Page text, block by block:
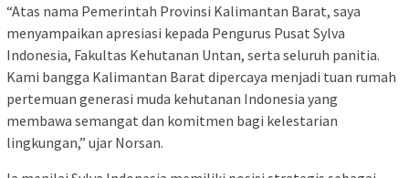
“Atas nama Pemerintah Provinsi Kalimantan Barat, saya
menyampaikan apresiasi kepada Pengurus Pusat Sylva
Indonesia, Fakultas Kehutanan Untan, serta seluruh panitia.
Kami bangga Kalimantan Barat dipercaya menjadi tuan rumah
pertemuan generasi muda kehutanan Indonesia yang
membawa semangat dan komitmen bagi kelestarian
lingkungan,” ujar Norsan.